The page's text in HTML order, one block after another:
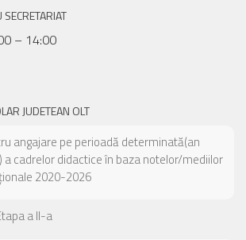
– 14:00
JUDETEAN OLT
angajare pe perioadă determinată(an
cadrelor didactice în baza notelor/mediilor
2020-2026
a II-a